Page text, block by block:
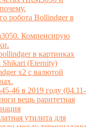
робота Bollindger в
Компенсирую
в картинках
(Eternity)
x2 с валютой
46 в 2019 году (04.11-
вещь раритетная
утилита для